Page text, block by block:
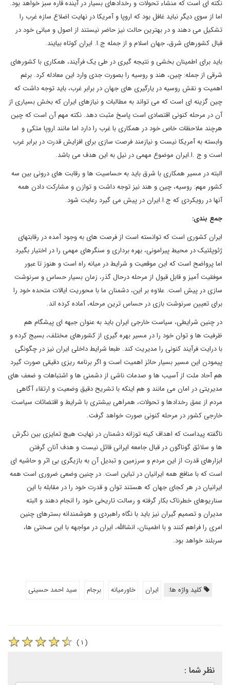
نکته ای است که منشاء تحولات و رخدادهای بسیار در آینده قاره سبز خواهد بود.
اما از سوی دیگر نباید غافل بود که اروپا و آمریکا در نهایت اضلاع سازه غرب را
تشکیل می دهند و در بهترین حالت نیز حاضر نیستند از اصول و مبانی خود در
قبال کشورهای شرق، جهان اسلام و از جمله ج.ا. ایران کوتاه بیایند.
باید برای اطمینان بخشی و نتیجه گیری در طی یک فرآیند، همکاری با کشورهای
شرقی از جمله: چین، هند و روسیه را بصورت جدی وارد این معادله کرد. برغم
اهمیت و نقش روسیه در یارگیری های جهان در برابر غرب، باید توجه داشت که
چین گزینه ای است که می تواند به مطالبات و نیازهای ایران که بخش بسیاری از
آن در مرحله کنونی اقتصادی است پاسخ مثبت دهد. نکته مهم آن است که چین
هرچند ملاحظات خاص خود در همکاری با غرب را دارد اما مانند اروپا متکی و
وابسته به آمریکا نیست و نیازمند فرصت سازی برای افزایش قدرت در برابر غرب
است و ج .ا.ایران موضوع مهمی در نیل به این هدف می باشد.
البته در مسیر همکاری با شرق باید به حساسیت ها و رقابت های درونی بین سه
کشور مهم: روسیه، چین و هند نیز توجه داشت و توازن و مشارکت دادن همه
آنها در رویکردی که ج.ا.ایران در پیش می گیرد رعایت شود.
جمع بندی:
ایران کشوری است که توانسته است از فرصت های به وجود آمده در رقابتهای
ژئوپلتیک در محیط پیرامونی، بهره برداری و سنگرهای مهمی را در اختیار بگیرد
اما پرواضح است که این موقعیت و شرایط در میانه راه است و هنوز تا عبور
موفقیت آمیز و قابل قبول از مرحله درحال گذر، زمان بسیار حساس و سرنوشت
سازی در پیش است. علاوه بر این، دشمنان ما با محوریت ایالات متحده خود را
برای تعیین سرنوشت بازی در حساس ترین مرحله، آماده کرده اند.
در چنین شرایطی، سیاست خارجی ایران باید به عنوان جبهه ای پیشگام هم
ظرفیت ها و توان خود را در مسیر بهره گیری از کشورهای مختلف، بسیج کرده و
با درایت فرآیند کنونی را مدیریت کند. طبعا شرایط داخلی ایران نیز در چگونگی
پیمودن این مسیر بسیار حائز اهمیت است و اگر برنامه ریزی دقیقی صورت گیرد
هم آحاد ملت از آسیب ها و صدمات ناشی از دشمنی ها و اشتباهات و ضعف های
مدیریتی در امان می مانند و هم اینکه با تشریح دقیق وضعیت و ارتقاء آگاهی
مردم از عمق رخدادها و تحولات، همراهی بیشتری با شرایط و اقتضائات سیاست
خارجی کشور در مرحله کنونی صورت خواهد گرفت.
ناگفته پیداست که اهداف کینه توزانه دشمنان در نهایت هیچ تمایزی بین نگرش
ها و سلائق گوناگون در قبال جامعه ایرانی قائل نیست و هدف آنان گرفتن
ابزارهای قدرت از این مردم و سرزمین و تبدیل آن به بازیگری بی اثر و حاشیه ای
است که با منافع همه ایرانیان در تباین است. در چنین وضعی ضروری است همه
ایرانیان در هر کجای جهان که هستند توان و قدرت خود را در مقابله با این
سناریوهای خطرناک بکار گرفته و رسالت تاریخی خود را انجام دهند و البته
مدیران و تصمیم گیران نیز باید با نگاه راهبردی و هوشمندانه بسترهای چنین
امری را فراهم کنند و با اطمینان، انشاالله، ایران در مواجهه با این سختی ها،
سربلند خواهد بود.
کلید واژه ها: ایران خاورمیانه برجام سید احمد حسینی
( ۱ )
نظر شما :